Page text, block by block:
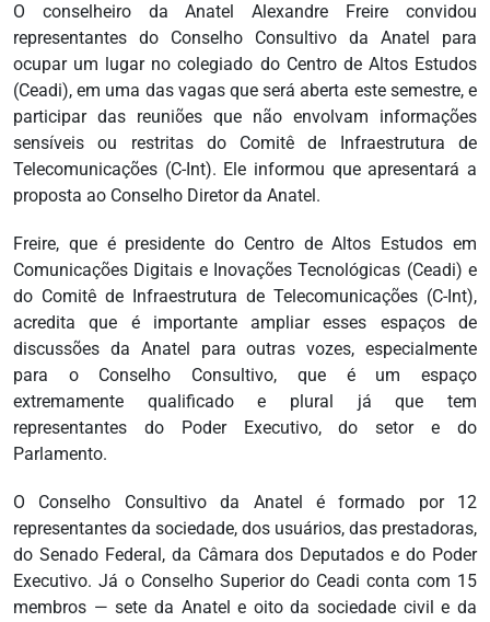
O conselheiro da Anatel Alexandre Freire convidou
representantes do Conselho Consultivo da Anatel para
ocupar um lugar no colegiado do Centro de Altos Estudos
(Ceadi), em uma das vagas que será aberta este semestre, e
participar das reuniões que não envolvam informações
sensíveis ou restritas do Comitê de Infraestrutura de
Telecomunicações (C-Int). Ele informou que apresentará a
proposta ao Conselho Diretor da Anatel.
Freire, que é presidente do Centro de Altos Estudos em
Comunicações Digitais e Inovações Tecnológicas (Ceadi) e
do Comitê de Infraestrutura de Telecomunicações (C-Int),
acredita que é importante ampliar esses espaços de
discussões da Anatel para outras vozes, especialmente
para o Conselho Consultivo, que é um espaço
extremamente qualificado e plural já que tem
representantes do Poder Executivo, do setor e do
Parlamento.
O Conselho Consultivo da Anatel é formado por 12
representantes da sociedade, dos usuários, das prestadoras,
do Senado Federal, da Câmara dos Deputados e do Poder
Executivo. Já o Conselho Superior do Ceadi conta com 15
membros — sete da Anatel e oito da sociedade civil e da